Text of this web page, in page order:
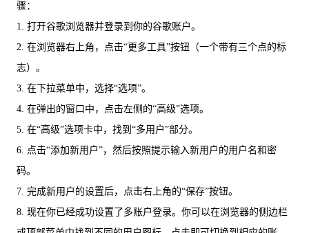
骤：
1. 打开谷歌浏览器并登录到你的谷歌账户。
2. 在浏览器右上角，点击“更多工具”按钮（一个带有三个点的标
志）。
3. 在下拉菜单中，选择“选项”。
4. 在弹出的窗口中，点击左侧的“高级”选项。
5. 在“高级”选项卡中，找到“多用户”部分。
6. 点击“添加新用户”，然后按照提示输入新用户的用户名和密
码。
7. 完成新用户的设置后，点击右上角的“保存”按钮。
8. 现在你已经成功设置了多账户登录。你可以在浏览器的侧边栏